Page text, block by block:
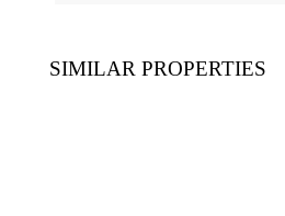
SIMILAR PROPERTIES